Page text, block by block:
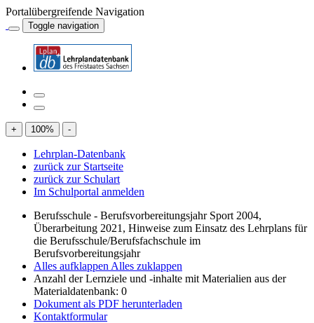
Portalübergreifende Navigation
Toggle navigation
+ 100% -
Lehrplan-Datenbank
zurück zur Startseite
zurück zur Schulart
Im Schulportal anmelden
Berufsschule - Berufsvorbereitungsjahr Sport 2004,
Überarbeitung 2021, Hinweise zum Einsatz des Lehrplans für
die Berufsschule/Berufsfachschule im
Berufsvorbereitungsjahr
Alles aufklappen Alles zuklappen
Anzahl der Lernziele und -inhalte mit Materialien aus der
Materialdatenbank: 0
Dokument als PDF herunterladen
Kontaktformular